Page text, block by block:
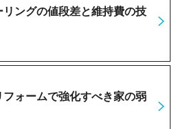
ングの値段差と維持費の技
フォームで強化すべき家の弱